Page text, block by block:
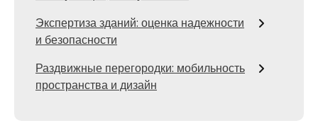
Экспертиза зданий: оценка надежности
и безопасности
Раздвижные перегородки: мобильность
пространства и дизайн